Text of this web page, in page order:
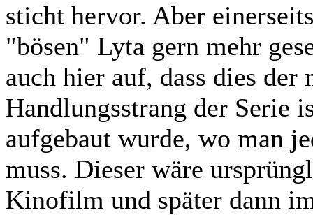
sticht hervor. Aber
"bösen" Lyta gern mehr
auch hier auf, dass dies
Handlungsstrang der Serie
aufgebaut wurde, wo man
muss. Dieser wäre
Kinofilm und später dann